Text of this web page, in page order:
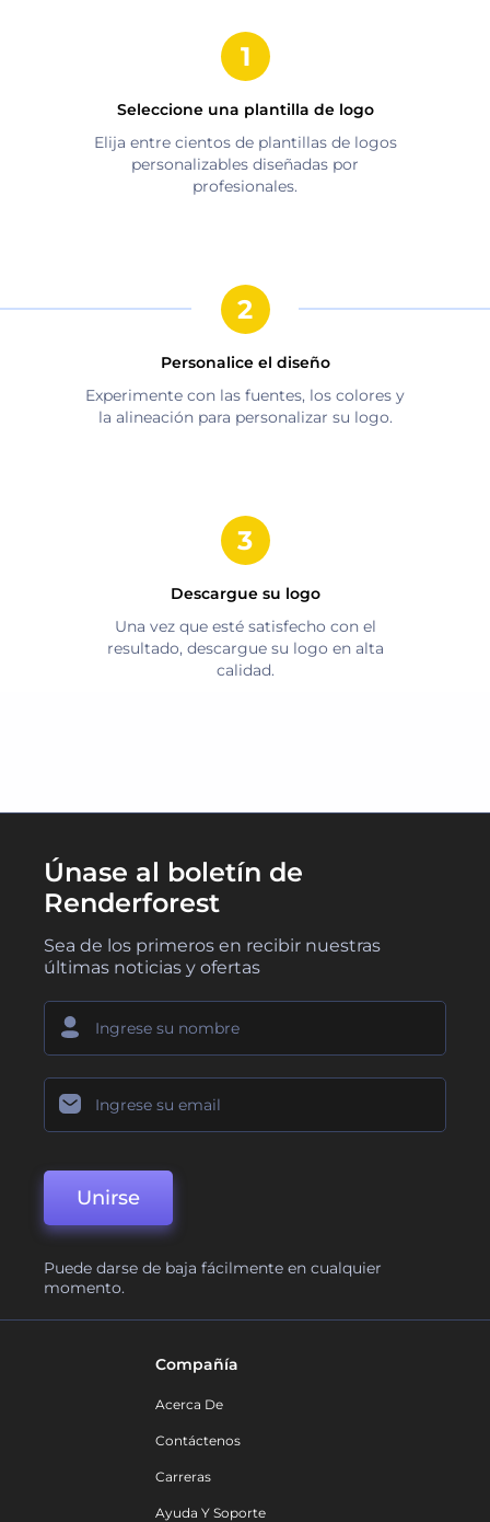
Seleccione una plantilla de logo
Elija entre cientos de plantillas de logos
personalizables diseñadas por
profesionales.
Personalice el diseño
Experimente con las fuentes, los colores y
la alineación para personalizar su logo.
Descargue su logo
Una vez que esté satisfecho con el
resultado, descargue su logo en alta
calidad.
Únase al boletín de
Renderforest
Sea de los primeros en recibir nuestras
últimas noticias y ofertas
Unirse
Puede darse de baja fácilmente en cualquier
momento.
Compañía
Acerca De
Contáctenos
Carreras
Ayuda Y Soporte